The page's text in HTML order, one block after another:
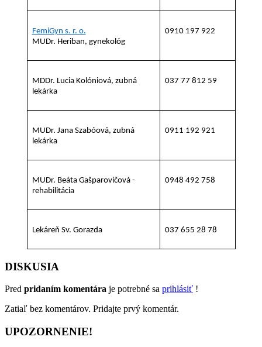
FemiGyn s. r. o.
MUDr. Heriban, gynekológ
0910 197 922
MDDr. Lucia Kolóniová, zubná
lekárka
037 77 812 59
MUDr. Jana Szabóová, zubná
lekárka
0911 192 921
MUDr. Beáta Gašparovičová -
rehabilitácia
0948 492 758
Lekáreň Sv. Gorazda 037 655 28 78
DISKUSIA
Pred pridaním komentára je potrebné sa prihlásiť !
Zatiaľ bez komentárov. Pridajte prvý komentár.
UPOZORNENIE!